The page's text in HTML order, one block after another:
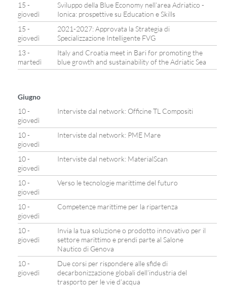
15 -
giovedì
Sviluppo della Blue Economy nell’area Adriatico -
Ionica: prospettive su Education e Skills
15 -
giovedì
2021-2027: Approvata la Strategia di
Specializzazione Intelligente FVG
13 -
martedì
Italy and Croatia meet in Bari for promoting the
blue growth and sustainability of the Adriatic Sea
Giugno
10 -
giovedì
Interviste dal network: Officine TL Compositi
10 -
giovedì
Interviste dal network: PME Mare
10 -
giovedì
Interviste dal network: MaterialScan
10 -
giovedì
Verso le tecnologie marittime del futuro
10 -
giovedì
Competenze marittime per la ripartenza
10 -
giovedì
Invia la tua soluzione o prodotto innovativo per il
settore marittimo e prendi parte al Salone
Nautico di Genova
10 -
giovedì
Due corsi per rispondere alle sfide di
decarbonizzazione globali dell’industria del
trasporto per le vie d’acqua